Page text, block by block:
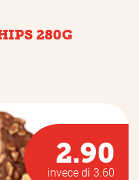
280G
2.90
invece di 3.60